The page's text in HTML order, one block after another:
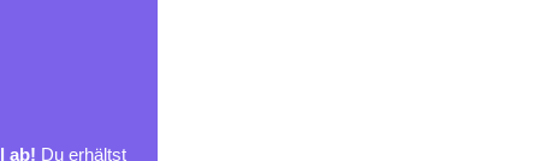
ab! Du erhältst